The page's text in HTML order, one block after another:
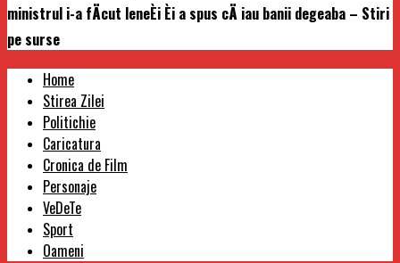
ministrul i-a fÄcut leneÈi Èi a spus cÄ iau banii degeaba – Stiri
pe surse
Home
Stirea Zilei
Politichie
Caricatura
Cronica de Film
Personaje
VeDeTe
Sport
Oameni